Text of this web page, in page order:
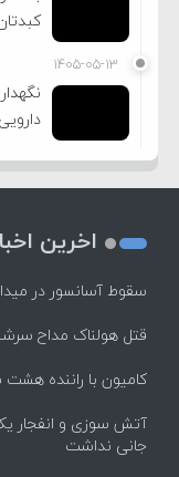
۱۴۰۵-۰۵-۱۳
اخرین
سقوط آسانسور در میدان
قتل هولناک مداح
کامیون با راننده
آتش سوزی و انفجار
جانی نداشت